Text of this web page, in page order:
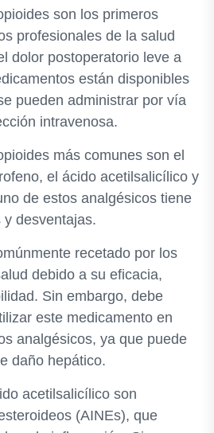
son los primeros
profesionales de la salud
dolor postoperatorio leve a
están disponibles
pueden administrar por vía
intravenosa.
más comunes son el
el ácido acetilsalicílico y
de estos analgésicos tiene
desventajas.
recetado por los
debido a su eficacia,
Sin embargo, debe
este medicamento en
analgésicos, ya que puede
daño hepático.
acetilsalicílico son
(AINEs), que